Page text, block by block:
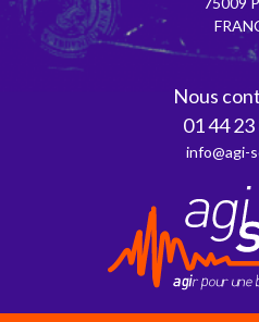
Nous
01 44
info@agi-